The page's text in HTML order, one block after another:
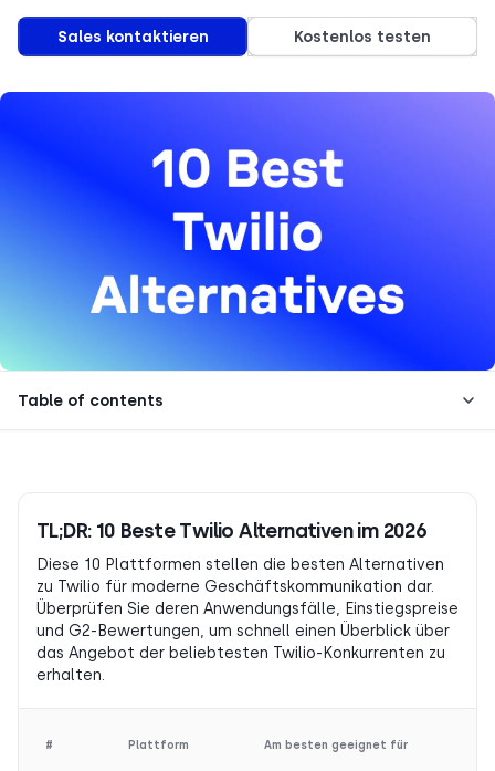
Sales kontaktieren Kostenlos testen
Table of contents
TL;DR: 10 Beste Twilio Alternativen im 2026
Diese 10 Plattformen stellen die besten Alternativen
zu Twilio für moderne Geschäftskommunikation dar.
Überprüfen Sie deren Anwendungsfälle, Einstiegspreise
und G2-Bewertungen, um schnell einen Überblick über
das Angebot der beliebtesten Twilio-Konkurrenten zu
erhalten.
# Plattform Am besten geeignet für